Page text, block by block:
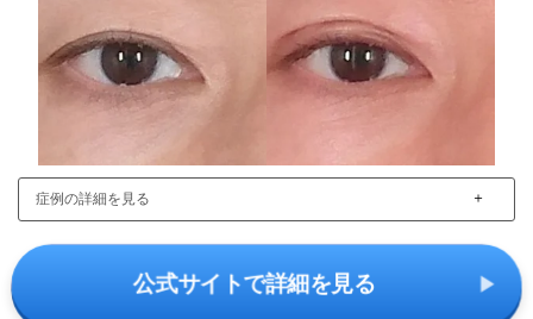
症例の詳細を見る ＋
公式サイトで詳細を見る